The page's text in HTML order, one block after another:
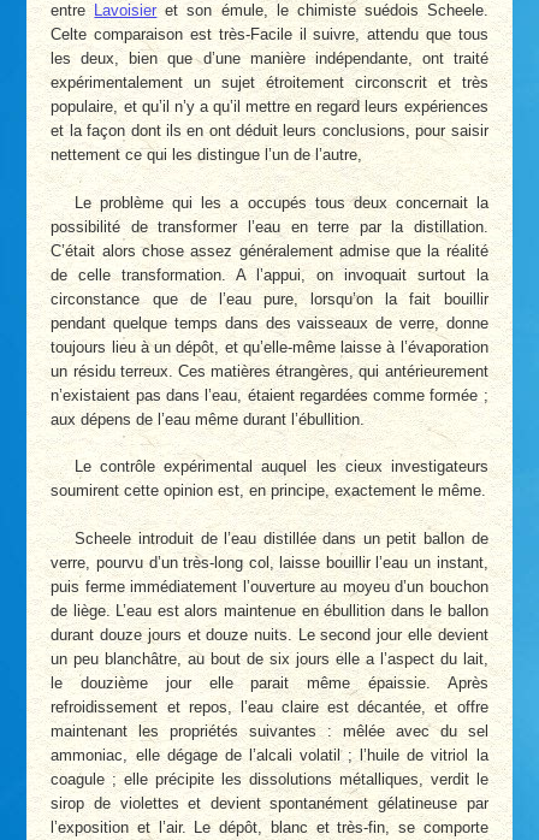
entreLavoisieret son émule, le chimiste suédois Scheele.
Celte comparaison est très-Facile il suivre, attendu que tous
les deux, bien que d’une manière indépendante, ont traité
expérimentalement un sujet étroitement circonscrit et très
populaire, et qu’il n’y a qu’il mettre en regard leurs expériences
et la façon dont ils en ont déduit leurs conclusions, pour saisir
nettement ce qui les distingue l’un de l’autre,
Le problème qui les a occupés tous deux concernait la
possibilité de transformer l’eau en terre par la distillation.
C’était alors chose assez généralement admise que la réalité
de celle transformation. A l’appui, on invoquait surtout la
circonstance que de l’eau pure, lorsqu’on la fait bouillir
pendant quelque temps dans des vaisseaux de verre, donne
toujours lieu à un dépôt, et qu’elle-même laisse à l’évaporation
un résidu terreux. Ces matières étrangères, qui antérieurement
n’existaient pas dans l’eau, étaient regardées comme formée ;
aux dépens de l’eau même durant l’ébullition.
Le contrôle expérimental auquel les cieux investigateurs
soumirent cette opinion est, en principe, exactement le même.
Scheele introduit de l’eau distillée dans un petit ballon de
verre, pourvu d’un très-long col, laisse bouillir l’eau un instant,
puis ferme immédiatement l’ouverture au moyeu d’un bouchon
de liège. L’eau est alors maintenue en ébullition dans le ballon
durant douze jours et douze nuits. Le second jour elle devient
un peu blanchâtre, au bout de six jours elle a l’aspect du lait,
le douzième jour elle parait même épaissie. Après
refroidissement et repos, l’eau claire est décantée, et offre
maintenant les propriétés suivantes : mêlée avec du sel
ammoniac, elle dégage de l’alcali volatil ; l’huile de vitriol la
coagule ; elle précipite les dissolutions métalliques, verdit le
sirop de violettes et devient spontanément gélatineuse par
l’exposition et l’air. Le dépôt, blanc et très-fin, se comporte